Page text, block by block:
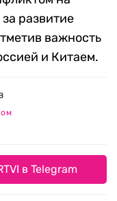
развитие
важность
и Китаем.
в Telegram